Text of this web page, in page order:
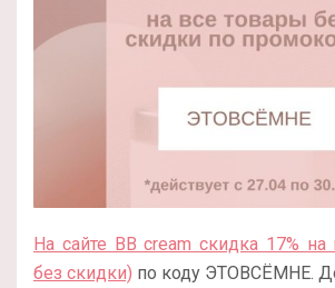
На сайте BB cream скидка 17%
без скидки) по коду ЭТОВСЁМНЕ.